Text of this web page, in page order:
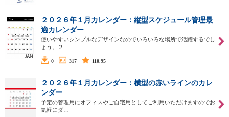
２０２６年１月カレンダー：縦型スケジュール管理最
適カレンダー
使いやすいシンプルなデザインなのでいろいろな場所で活躍するでし
ょう。２…
0 317 110.95
２０２６年１月カレンダー：横型の赤いラインのカレ
ンダー
予定の管理用にオフィスやご自宅用としてご利用いただけますのでお
気軽にダ…